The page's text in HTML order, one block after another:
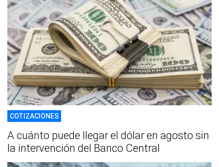
COTIZACIONES
A cuánto puede llegar el dólar en agosto sin
la intervención del Banco Central